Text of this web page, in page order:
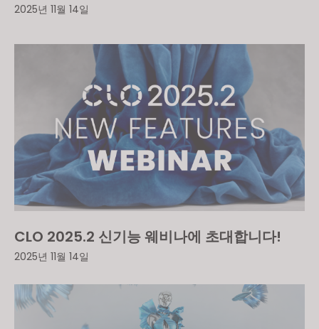
2025년 11월 14일
CLO 2025.2 신기능 웨비나에 초대합니다!
2025년 11월 14일